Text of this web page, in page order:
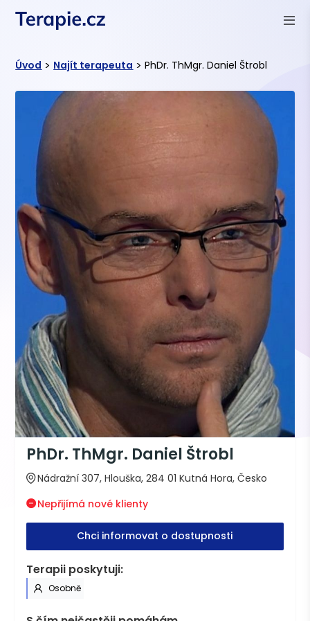
Úvod > Najít terapeuta > PhDr. ThMgr. Daniel Štrobl
PhDr. ThMgr. Daniel Štrobl
Nádražní 307, Hlouška, 284 01 Kutná Hora, Česko
Nepřijímá nové klienty
Chci informovat o dostupnosti
Terapii poskytuji:
Osobně